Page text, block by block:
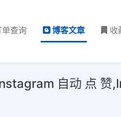
单查询 博客文章 收
自动 点